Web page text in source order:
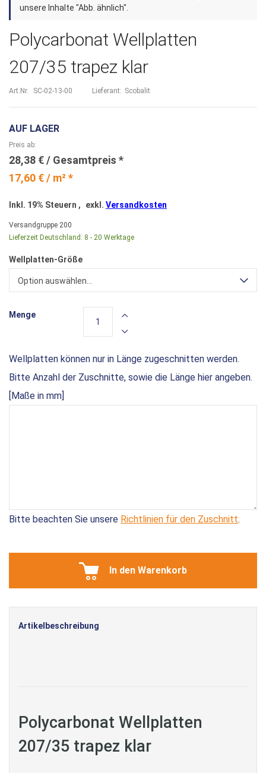
Bildergalerie
unsere Inhalte "Abb. ähnlich".
Polycarbonat Wellplatten
207/35 trapez klar
Art.Nr. SC-02-13-00 Lieferant: Scobalit
AUF LAGER
17,60 € / m² *
Preis ab
28,38 €
Inkl. 19% Steuern , exkl. Versandkosten
Versandgruppe 200
Lieferzeit Deutschland: 8 - 20 Werktage
Wellplatten-Größe
Option auswählen...
Wellplatten können nur in Länge zugeschnitten werden.
Bitte Anzahl der Zuschnitte, sowie die Länge hier angeben.
[Maße in mm]
Bitte beachten Sie unsere Richtlinien für den Zuschnitt.
Menge
In den Warenkorb
Artikelbeschreibung
Polycarbonat Wellplatten
207/35 trapez klar